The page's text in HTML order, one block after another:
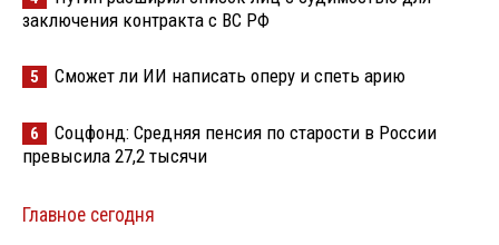
заключения контракта с ВС РФ
5 Сможет ли ИИ написать оперу и спеть арию
6
Соцфонд: Средняя пенсия по старости в России
превысила 27,2 тысячи
Главное сегодня